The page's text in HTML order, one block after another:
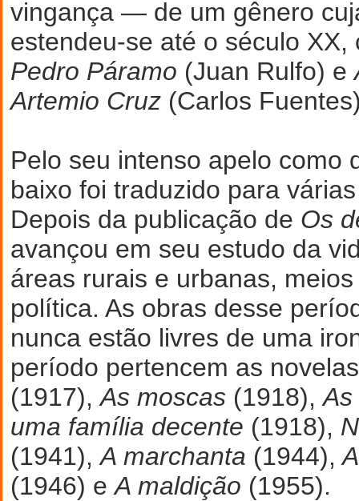
vingança — de um gênero
estendeu-se até o século
Pedro Páramo (Juan Rulfo) e
Artemio Cruz (Carlos
Pelo seu intenso apelo como
baixo foi traduzido para
Depois da publicação de Os
avançou em seu estudo da
áreas rurais e urbanas,
política. As obras desse
nunca estão livres de uma
período pertencem as
(1917),As moscas (1918),As
uma família decente (1918),
(1941),A marchanta (1944),
(1946) eA maldição (1955).